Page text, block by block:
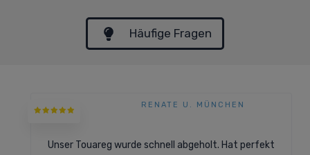
Häufige Fragen
RENATE U. MÜNCHEN
Unser Touareg wurde schnell abgeholt. Hat perfekt